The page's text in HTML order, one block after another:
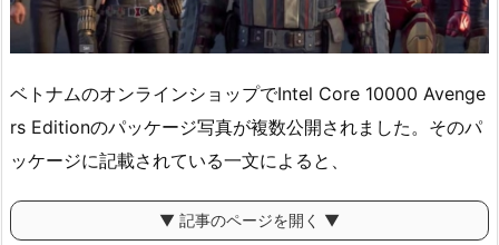
ベトナムのオンラインショップでIntel Core 10000 Avenge
rs Editionのパッケージ写真が複数公開されました。そのパ
ッケージに記載されている一文によると、
▼ 記事のページを開く ▼